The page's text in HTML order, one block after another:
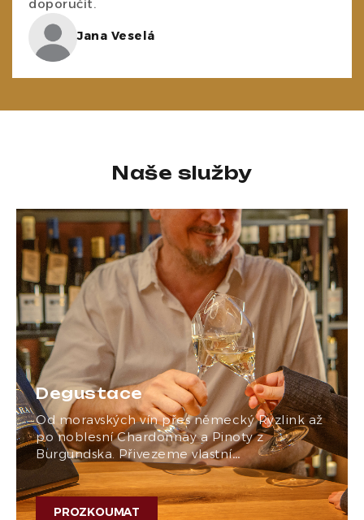
doporučit.
Jana Veselá
Naše služby
Degustace
Od moravských vín přes německý Ryzlink až
po noblesní Chardonnay a Pinoty z
Burgundska. Přivezeme vlastní…
PROZKOUMAT